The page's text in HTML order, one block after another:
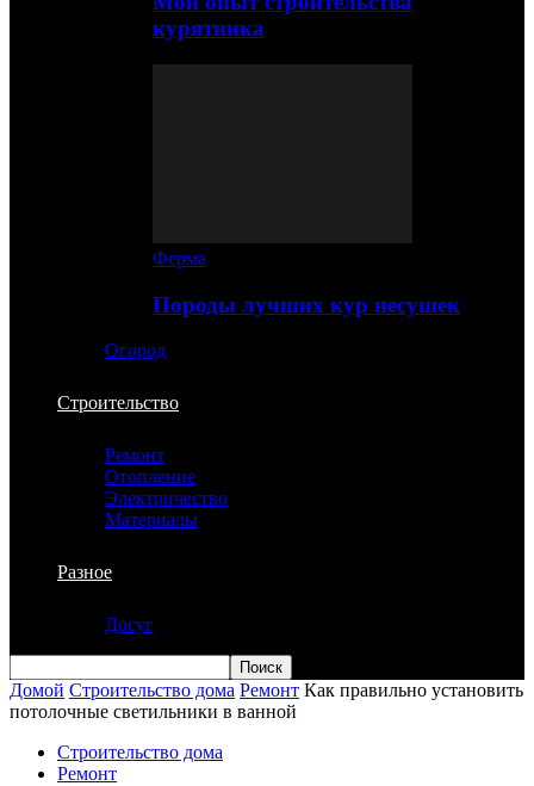
курятника
Ферма
Породы лучших кур несушек
Огород
Строительство
Ремонт
Отопление
Электричество
Материалы
Разное
Досуг
Домой Строительство дома Ремонт Как правильно установить
потолочные светильники в ванной
Строительство дома
Ремонт